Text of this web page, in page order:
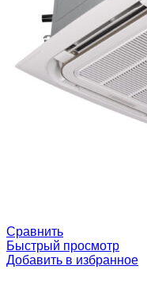
Сравнить
Быстрый просмотр
Добавить в избранное